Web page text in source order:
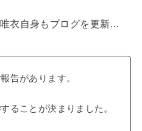
衣自身もブログを更新…
告があります。
することが決まりました。